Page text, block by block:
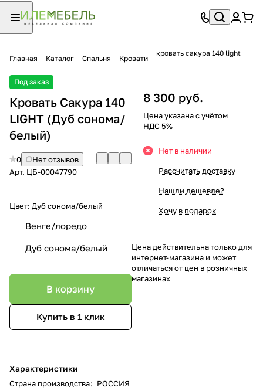
Главная Каталог Спальня Кровати
кровать сакура 140 light
Под заказ
Кровать Сакура 140
LIGHT (Дуб сонома/
белый)
0
Нет отзывов
Арт. ЦБ-00047790
Цвет: Дуб сонома/белый
Венге/лоредо
Дуб сонома/белый
В корзину
Купить в 1 клик
Характеристики
Страна производства: РОССИЯ
8 300 руб.
Цена указана с учётом
НДС 5%
Нет в наличии
Рассчитать доставку
Нашли дешевле?
Хочу в подарок
Цена действительна только для
интернет-магазина и может
отличаться от цен в розничных
магазинах